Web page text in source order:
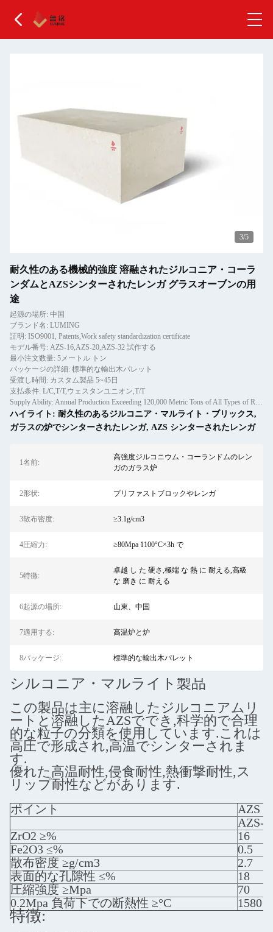
3/5
耐久性のある機械的強度 溶融されたジルコニア・コーラ
ンダムとAZSシンターされたレンガ グラスオーブンの用
途
起源の場所: 中国
ブランド名: LUMING
証明: ISO9001, Patents,Work safety standardization certificate
モデル番号: AZS-16,AZS-20,AZS-32 試作する
最小注文数量: 5メートル トン
パッケージの詳細: 標準的な輸出木パレット
受渡し時間: カスタム製品 5~45日
支払条件: L/C,T/T,ウェスタンユニオン,T/T
Supply Ability: Annual Production Exceeding 120,000 Metric Tons of All Types of Refractory Materials Including Castables, Preforms, and Bric
ハイライト: 耐久性のあるジルコニア・マルライト・ブリックス,
ガラスの炉でシンターされたレンガ, AZS シンターされたレンガ
1名前:
高強度ジルコニウム・コーランドムのレン
ガのガラス炉
2形状: プリファストブロックやレンガ
3散布密度: ≥3.1g/cm3
4圧縮力: ≥80Mpa 1100°C×3h で
5特徴:
卓越 し た 硬さ,極端 な 熱 に 耐える,高級
な 磨き に 耐える
6起源の場所: 山東、中国
7適用する: 高温炉と炉
8パッケージ: 標準的な輸出木パレット
シルコニア・マルライト製品
この製品は主に溶融したジルコニアムリ
ートと溶融したAZSででき,科学的で合理
的な粒子の分類を使用しています.これは
高圧で形成され,高温でシンターされま
す.
優れた高温耐性,侵食耐性,熱衝撃耐性,ス
リップ耐性などがあります.
ポイント
AZS
AZS-
ZrO2 ≥%
16
Fe2O3 ≤%
0.5
散布密度 ≥g/cm3
2.7
表面的な孔隙性 ≤%
18
圧縮強度 ≥Mpa
70
0.2Mpa 負荷下での断熱性 ≥°C
1580
特徴: